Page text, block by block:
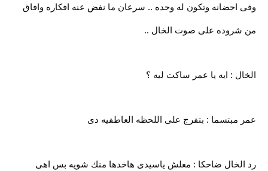
وفى احضانه وتكون له وحده .. سرعان ما نفض عنه افكاره وافاق
من شروده على صوت الخال ..
الخال : ايه يا عمر ساكت ليه ؟
عمر مبتسما : بتفرج على اللحظه العاطفيه دى
رد الخال ضاحكا : معلش ياسيدى هاخدها منك شويه بس اهى